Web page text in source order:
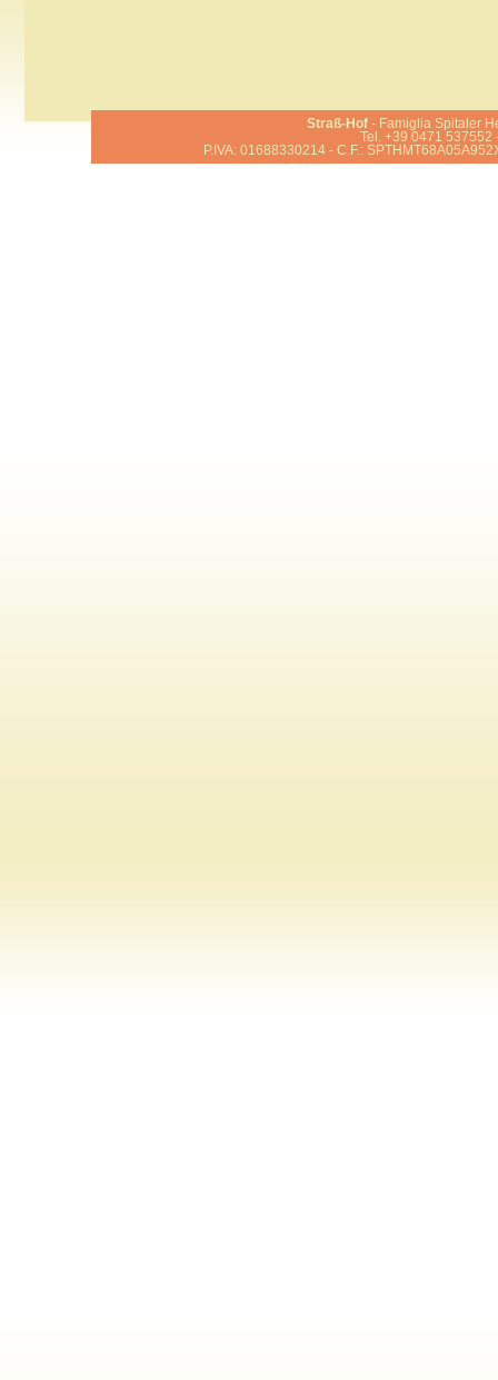
Straß-Hof - Famiglia Spitaler
Tel. +39 0471 537552
P.IVA: 01688330214 - C.F.: